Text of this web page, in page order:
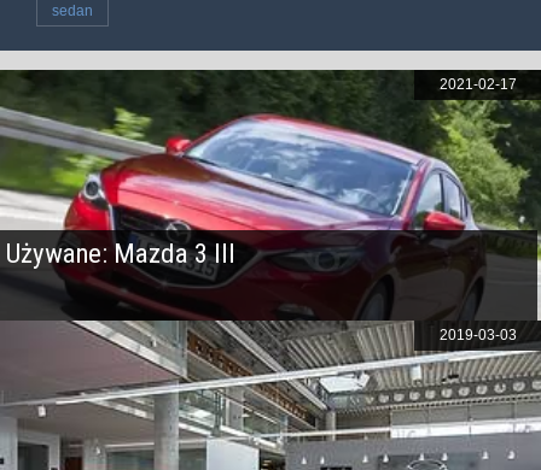
sedan
Używane: Mazda 3 III
2021-02-17
2019-03-03